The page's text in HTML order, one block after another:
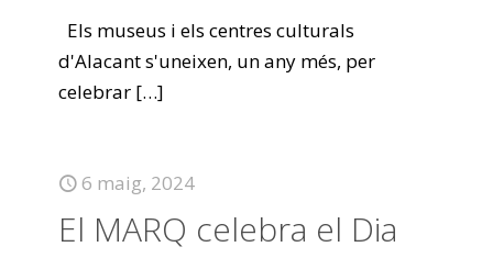
Els museus i els centres culturals
d'Alacant s'uneixen, un any més, per
celebrar […]
6 maig, 2024
El MARQ celebra el Dia